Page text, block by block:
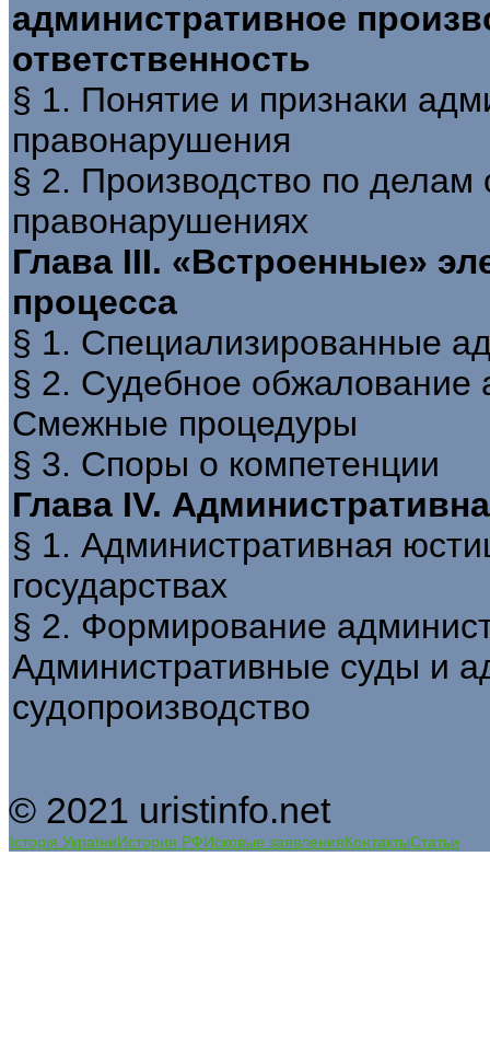
административное
ответственность
§ 1. Понятие и признаки
правонарушения
§ 2. Производство по делам
правонарушениях
Глава III. «Встроенные»
процесса
§ 1. Специализированные
§ 2. Судебное обжалование
Смежные процедуры
§ 3. Споры о компетенции
Глава IV.
§ 1. Административная
государствах
§ 2. Формирование
Административные суды и
судопроизводство
© 2021 uristinfo.net
Історія УкраїниИстория РФИсковые заявленияКонтактыСтатьи